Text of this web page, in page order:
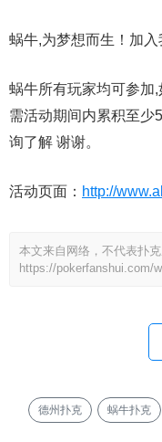
蜗牛,为梦想而生！加入
蜗牛所有玩家均可参加
需活动期间内累积至少
询了解 谢谢。
活动页面： http://
本文来自网络，不代表扑
https://pokerfanshui.com/
德州扑克 蜗牛扑克